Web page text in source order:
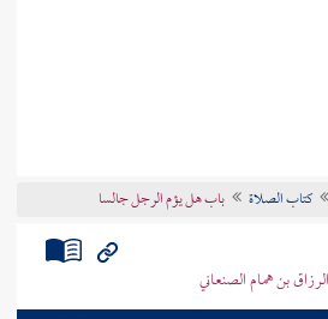
كتاب الصلاة باب هل يؤم الرجل جالسا
بن همام الصنعاني